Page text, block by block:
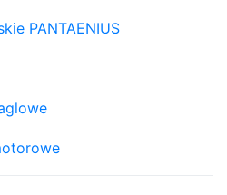
PANTAENIUS